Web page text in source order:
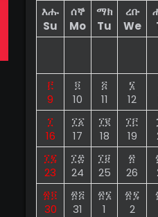
እሑ
Su
ሰኞ
Mo
ማክ
Tu
ረቡ
We
፫
9
፬
10
፭
11
፮
12
፲
16
፲፩
17
፲፪
18
፲፫
19
፲፯
23
፲፰
24
፲፱
25
፳
26
፳፬
30
፳፭
31
፳፮
1
፳፯
2